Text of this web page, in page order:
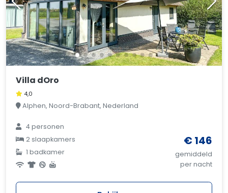
Villa dOro
4,0
Alphen, Noord-Brabant, Nederland
4 personen
2 slaapkamers
1 badkamer
€ 146
gemiddeld
per nacht